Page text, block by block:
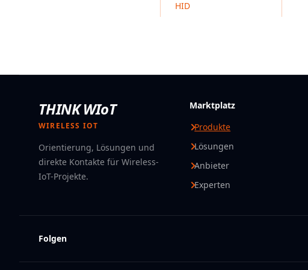
HID
THINK WIoT
WIRELESS IOT
Orientierung, Lösungen und
direkte Kontakte für Wireless-
IoT-Projekte.
Marktplatz
Produkte
Lösungen
Anbieter
Experten
Folgen